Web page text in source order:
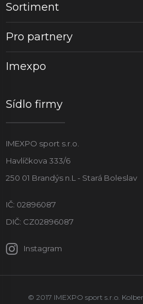
Sortiment
Pro partnery
Imexpo
Sídlo firmy
IMEXPO sport s.r.o.
Havlíčkova 333/6
250 01 Brandýs n.L - Stará Boleslav
IČ: 02896087
DIČ: CZ02896087
Instagram
© 2017 IMEXPO sport s.r.o.